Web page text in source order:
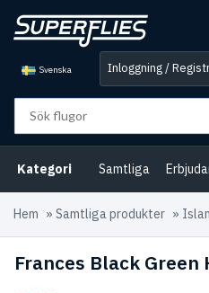
Svenska Inloggning /
Kategori Samtliga
Hem » Samtliga produkter »
Frances Black Green